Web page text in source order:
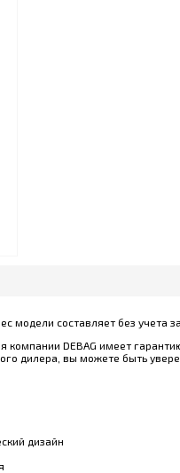
модели составляет без учета
компании DEBAG имеет
дилера, вы можете быть
дизайн